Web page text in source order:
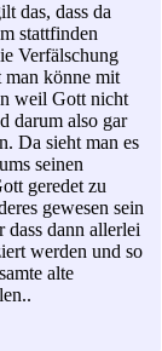
das, dass da
stattfinden
Verfälschung
man könne mit
weil Gott nicht
darum also gar
Da sieht man es
seinen
geredet zu
gewesen sein
dass dann allerlei
werden und so
alte